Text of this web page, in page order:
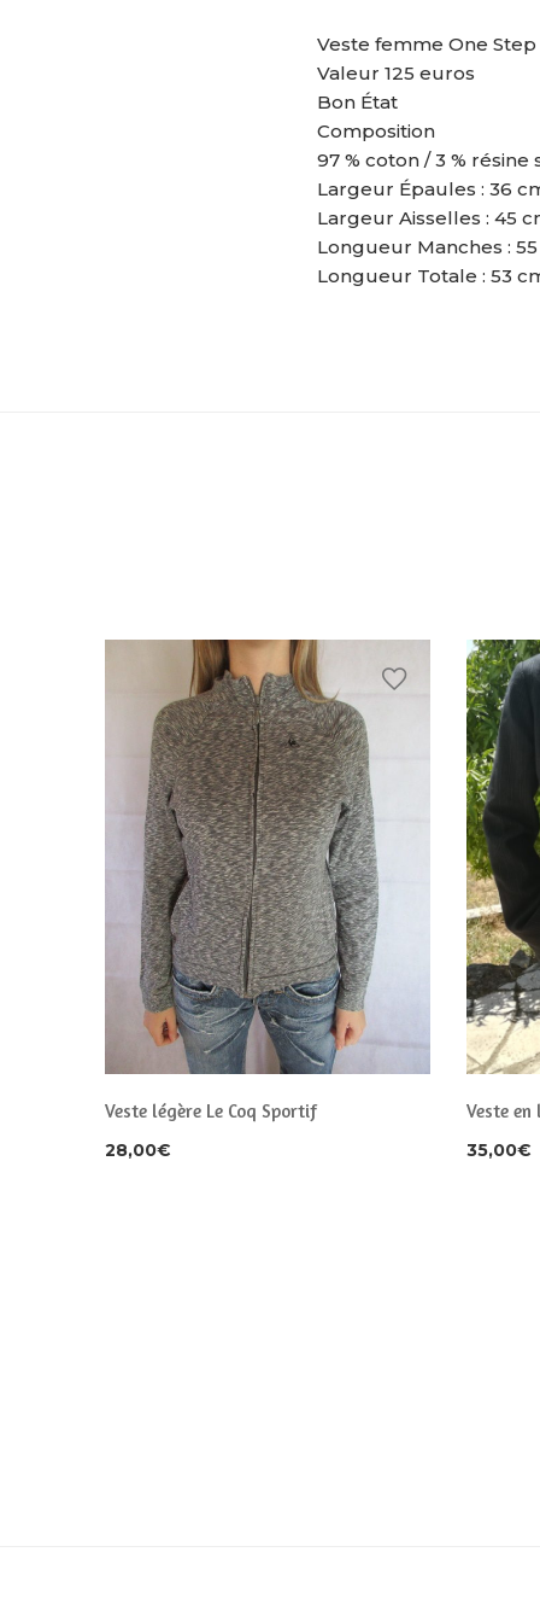
Veste femme One
Valeur 125 euros
Bon État
Composition
97 % coton / 3 %
Largeur Épaules : 36
Largeur Aisselles : 45
Longueur Manches :
Longueur Totale : 53
Veste légère Le Coq Sportif
28,00€
Veste en
35,00€